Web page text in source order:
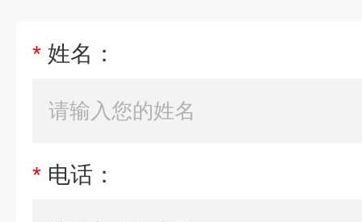
* 姓名：
* 电话：